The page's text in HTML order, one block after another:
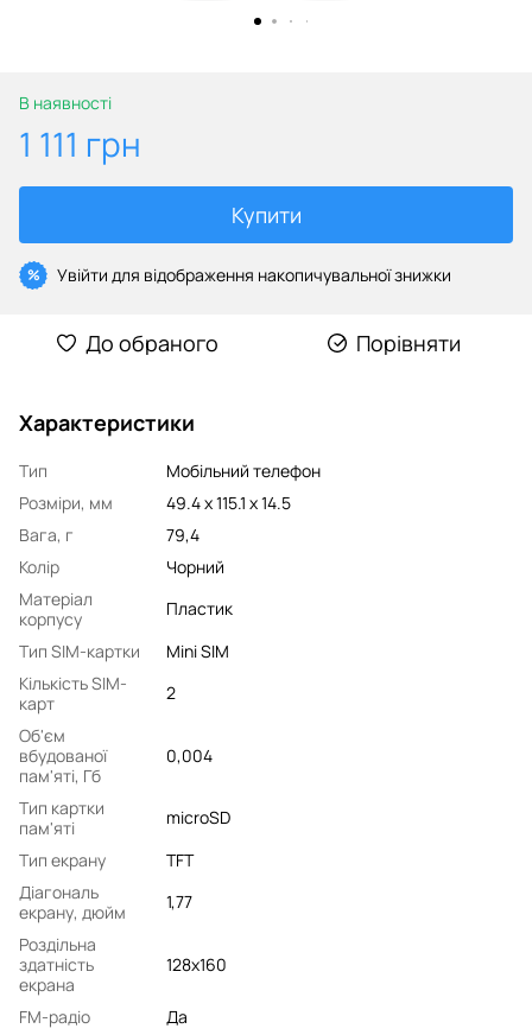
В наявності
1 111 грн
Купити
% Увійти для відображення накопичувальної знижки
До обраного Порівняти
Характеристики
Тип
Мобільний телефон
Розміри, мм
49.4 х 115.1 х 14.5
Вага, г
79,4
Колір
Чорний
Матеріал
корпусу
Пластик
Тип SIM-картки
Mini SIM
Кількість SIM-
карт
2
Об'єм
вбудованої
пам'яті, Гб
0,004
Тип картки
пам'яті
microSD
Тип екрану
TFT
Діагональ
екрану, дюйм
1,77
Роздільна
здатність
екрана
128x160
FM-радіо
Да